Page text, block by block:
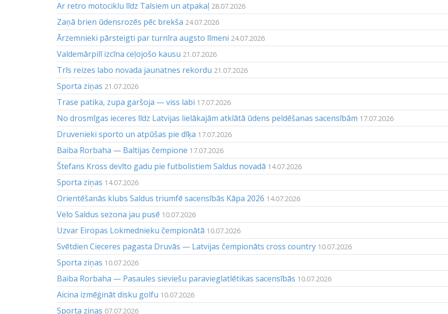
Ar retro motociklu līdz Talsiem un atpakaļ 28.07.2026
Zaņā brien ūdensrozēs pēc brekša 24.07.2026
Ārzemnieki pārsteigti par turnīra augsto līmeni 24.07.2026
Valdemārpilī izcīna ceļojošo kausu 21.07.2026
Trīs reizes labo novada jaunatnes rekordu 21.07.2026
Sporta ziņas 21.07.2026
Trase patika, zupa garšoja — viss labi 17.07.2026
No drosmīgas ieceres līdz Latvijas lielākajām atklātā ūdens peldēšanas sacensībām 17.07.2026
Druvenieki sporto un atpūšas pie dīķa 17.07.2026
Baiba Rorbaha — Baltijas čempione 17.07.2026
Štefans Kross devīto gadu pie futbolistiem Saldus novadā 14.07.2026
Sporta ziņas 14.07.2026
Orientēšanās klubs Saldus triumfē sacensībās Kāpa 2026 14.07.2026
Velo Saldus sezona jau pusē 10.07.2026
Uzvar Eiropas Lokmednieku čempionātā 10.07.2026
Svētdien Cieceres pagasta Druvās — Latvijas čempionāts cross country 10.07.2026
Sporta ziņas 10.07.2026
Baiba Rorbaha — Pasaules sieviešu paravieglatlētikas sacensībās 10.07.2026
Aicina izmēģināt disku golfu 10.07.2026
Sporta ziņas 07.07.2026